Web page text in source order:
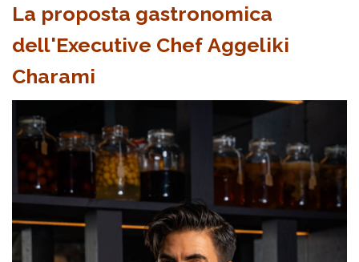
La proposta gastronomica
dell'Executive Chef Aggeliki
Charami